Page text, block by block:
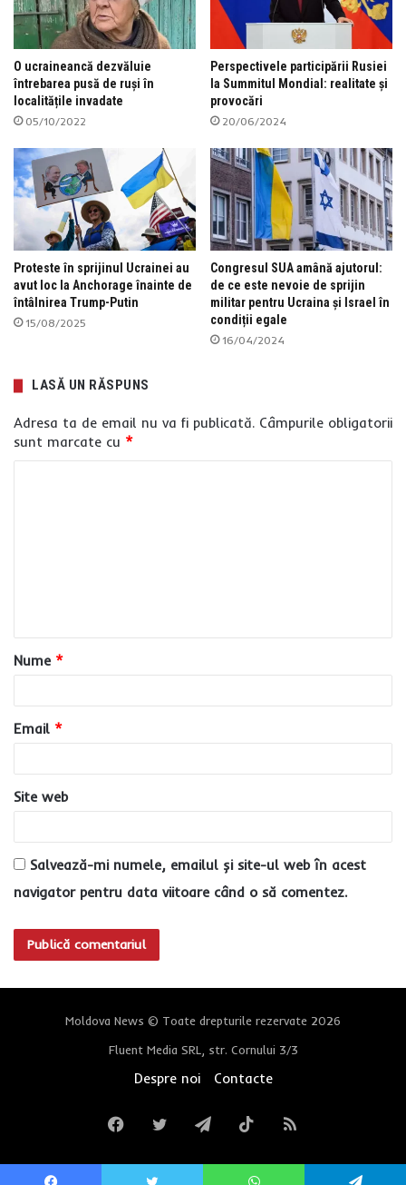
O ucraineancă dezvăluie
întrebarea pusă de ruși în
localitățile invadate
05/10/2022
Perspectivele participării Rusiei
la Summitul Mondial: realitate și
provocări
20/06/2024
Proteste în sprijinul Ucrainei au
avut loc la Anchorage înainte de
întâlnirea Trump-Putin
15/08/2025
Congresul SUA amână ajutorul:
de ce este nevoie de sprijin
militar pentru Ucraina și Israel în
condiții egale
16/04/2024
LASĂ UN RĂSPUNS
Adresa ta de email nu va fi publicată. Câmpurile obligatorii
sunt marcate cu *
a
r
u
*
Nume *
Email *
Site web
Salvează-mi numele, emailul și site-ul web în acest
navigator pentru data viitoare când o să comentez.
Moldova News © Toate drepturile rezervate 2026
Fluent Media SRL, str. Cornului 3/3
Despre noi Contacte
FacebookTwitterTelegramTikTokRSS